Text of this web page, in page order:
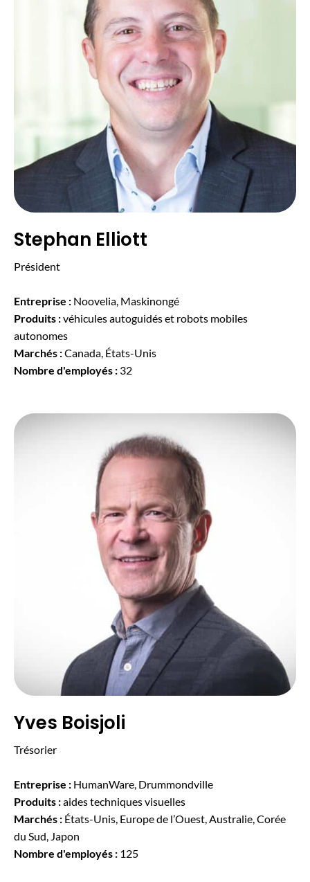
Stephan Elliott
Président
Entreprise : Noovelia, Maskinongé
Produits :véhicules autoguidés et robots mobiles
autonomes
Marchés :Canada, États-Unis
Nombre d'employés : 32
Yves Boisjoli
Trésorier
Entreprise : HumanWare, Drummondville
Produits :aides techniques visuelles
Marchés : États-Unis, Europe de l’Ouest, Australie, Corée
du Sud, Japon
Nombre d'employés : 125